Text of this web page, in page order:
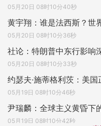
05月20日 08时10分40秒
黄宇翔：谁是法西斯？世
05月20日 08时10分36秒
社论：特朗普中东行影响
05月20日 08时10分33秒
约瑟夫·施蒂格利茨：美
05月19日 08时10分46秒
尹瑞麟：全球主义黄昏下
05月19日 08时10分42秒